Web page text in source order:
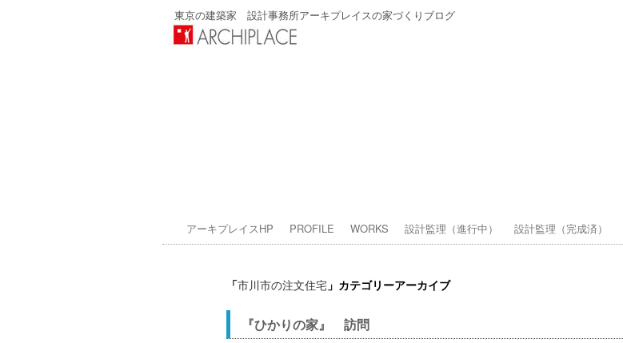
東京の建築家 設計事務所アーキプレイスの家づくりブログ
アーキプレイスHP PROFILE WORKS 設計監理（進行中） 設計監理（完成済）
「市川市の注文住宅 」カテゴリーアーカイブ
『ひかりの家』 訪問